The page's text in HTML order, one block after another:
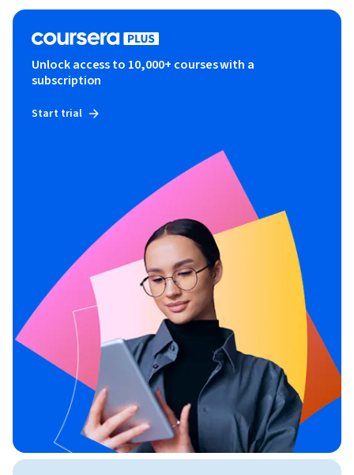
Unlock access to 10,000+ courses with a
subscription
Start trial